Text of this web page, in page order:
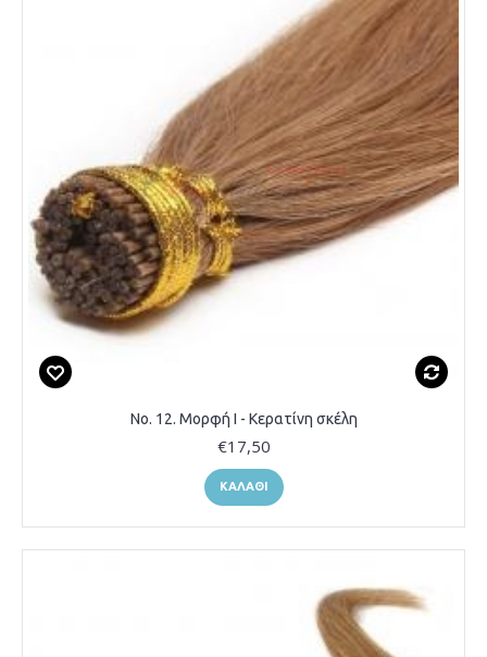
Νο. 12. Μορφή Ι - Κερατίνη σκέλη
€17,50
ΚΑΛΆΘΙ